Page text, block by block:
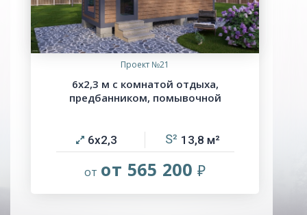
Проект №21
6х2,3 м с комнатой отдыха,
предбанником, помывочной
6х2,3 13,8
от 565 200